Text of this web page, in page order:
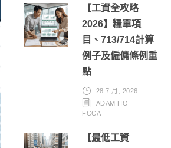
【工資全攻略
2026】糧單項
目、713/714計算
例子及僱傭條例重
點
28 7 月, 2026
ADAM HO
FCCA
【最低工資